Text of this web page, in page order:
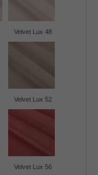
Velvet Lux 48
Velvet Lux 52
Velvet Lux 56